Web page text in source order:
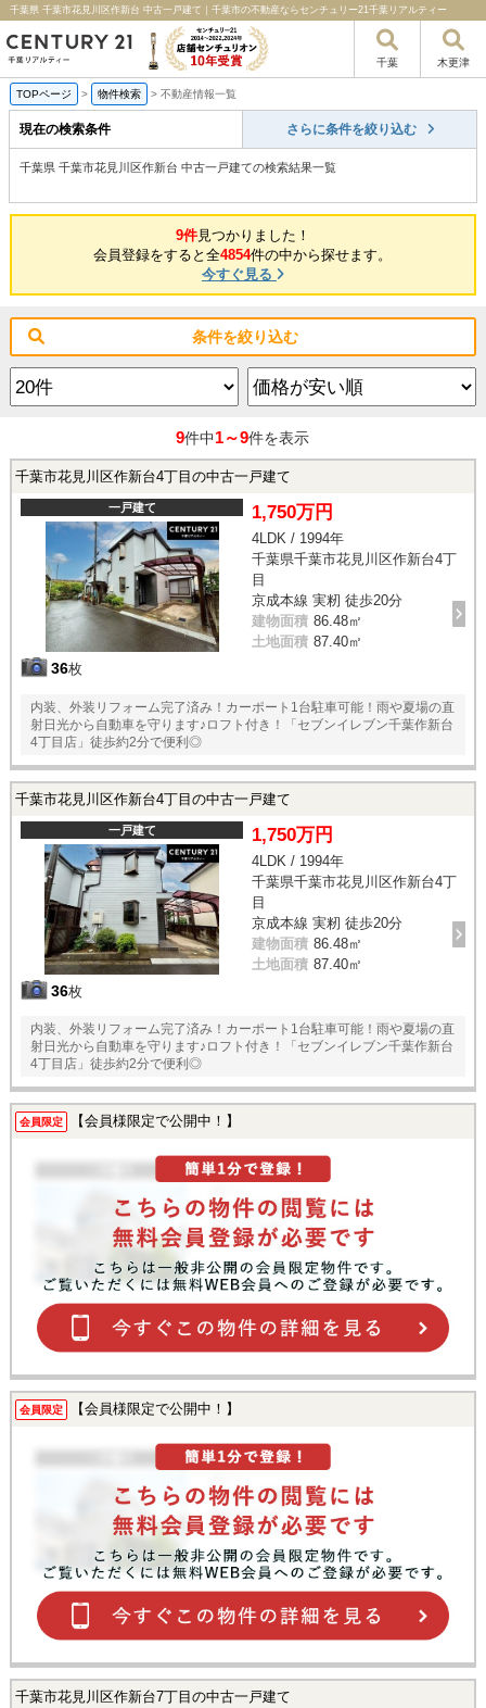
千葉県 千葉市花見川区作新台 中古一戸建て｜千葉市の不動産ならセンチュリー21千葉リアルティー
千葉 木更津
TOPページ > 物件検索 > 不動産情報一覧
現在の検索条件 さらに条件を絞り込む
千葉県 千葉市花見川区作新台 中古一戸建ての検索結果一覧
9件見つかりました！
会員登録をすると全4854件の中から探せます。
今すぐ見る
条件を絞り込む
9件中1～9件を表示
千葉市花見川区作新台4丁目の中古一戸建て
一戸建て
36枚
1,750万円
4LDK / 1994年
千葉県千葉市花見川区作新台4丁
目
京成本線 実籾 徒歩20分
建物面積 86.48㎡
土地面積 87.40㎡
内装、外装リフォーム完了済み！カーポート1台駐車可能！雨や夏場の直
射日光から自動車を守ります♪ロフト付き！「セブンイレブン千葉作新台
4丁目店」徒歩約2分で便利◎
千葉市花見川区作新台4丁目の中古一戸建て
一戸建て
36枚
1,750万円
4LDK / 1994年
千葉県千葉市花見川区作新台4丁
目
京成本線 実籾 徒歩20分
建物面積 86.48㎡
土地面積 87.40㎡
内装、外装リフォーム完了済み！カーポート1台駐車可能！雨や夏場の直
射日光から自動車を守ります♪ロフト付き！「セブンイレブン千葉作新台
4丁目店」徒歩約2分で便利◎
会員限定 【会員様限定で公開中！】
会員限定 【会員様限定で公開中！】
千葉市花見川区作新台7丁目の中古一戸建て